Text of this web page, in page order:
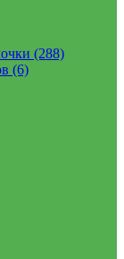
(288)
(6)